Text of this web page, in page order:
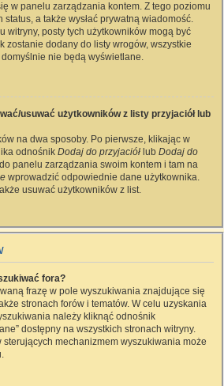
w panelu zarządzania kontem. Z tego poziomu
a także wysłać prywatną wiadomość.
witryny, posty tych użytkowników mogą być
zostanie dodany do listy wrogów, wszystkie
nie będą wyświetlane.
usuwać użytkowników z listy przyjaciół lub
na dwa sposoby. Po pierwsze, klikając w
odnośnik Dodaj do przyjaciół lub Dodaj do
panelu zarządzania swoim kontem i tam na
wprowadzić odpowiednie dane użytkownika.
usuwać użytkowników z list.
fora?
frazę w pole wyszukiwania znajdujące się
stronach forów i tematów. W celu uzyskania
należy kliknąć odnośnik
dostępny na wszystkich stronach witryny.
mechanizmem wyszukiwania może